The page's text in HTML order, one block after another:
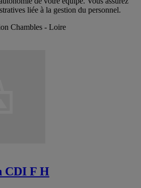
liée à la gestion du personnel.
Chambles - Loire
CDI F H